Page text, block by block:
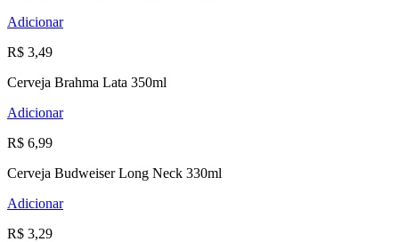
Adicionar
R$ 3,49
Cerveja Brahma Lata 350ml
Adicionar
R$ 6,99
Cerveja Budweiser Long Neck 330ml
Adicionar
R$ 3,29